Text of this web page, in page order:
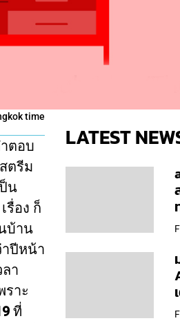
time
ตอบ
ตรีม
น
รื่อง ก็
บ้าน
าปีหน้า
า
ราะ
ที่
LATEST